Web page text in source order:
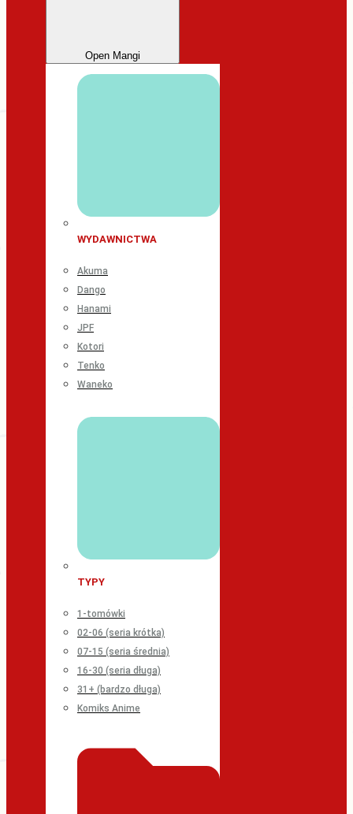
Open Mangi
WYDAWNICTWA
Akuma
Dango
Hanami
JPF
Kotori
Tenko
Waneko
TYPY
1-tomówki
02-06 (seria krótka)
07-15 (seria średnia)
16-30 (seria długa)
31+ (bardzo długa)
Komiks Anime